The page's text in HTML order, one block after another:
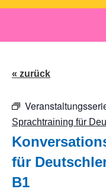
« zurück
Sprachtraining für
für
B1